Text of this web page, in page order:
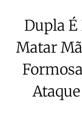
Dupla É
Matar